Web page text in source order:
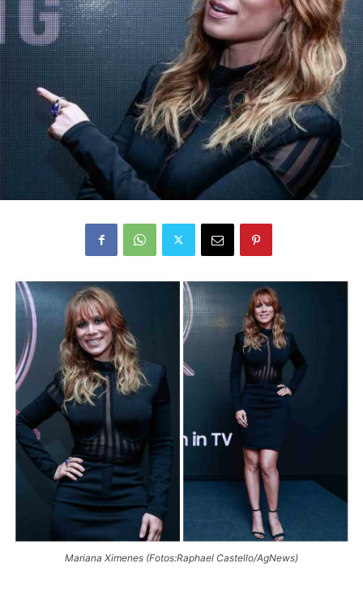
Mariana Ximenes (Fotos:Raphael Castello/AgNews)